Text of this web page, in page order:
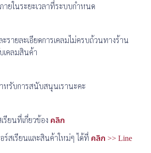
ายในระยะเวลาที่ระบบกำหนด
รายละเอียดการเคลมไม่ครบถ้วนทางร้าน
เคลมสินค้า
รับการสนับสนุนเรานะคะ
ยนที่เกี่ยวข้อง คลิก
ร์สเรียนและสินค้าใหม่ๆ ได้ที่ คลิก >> Line